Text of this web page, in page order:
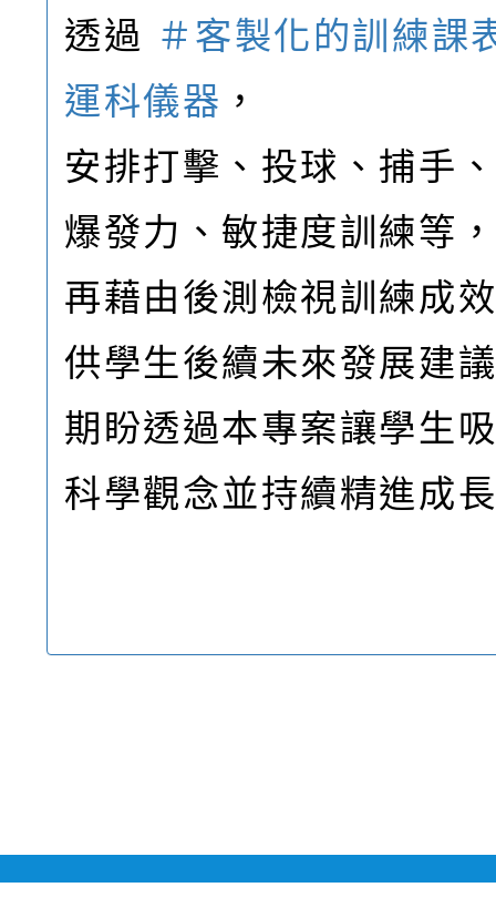
透過 ＃客製化的訓練課
運科儀器 ，
安排打擊、投球、捕手
爆發力、敏捷度訓練等
再藉由後測檢視訓練成
供學生後續未來發展建
期盼透過本專案讓學生
科學觀念並持續精進成